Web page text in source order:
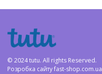
© 2024 tutu. All rights Reserved.
Розробка сайтуfast-shop.com.ua